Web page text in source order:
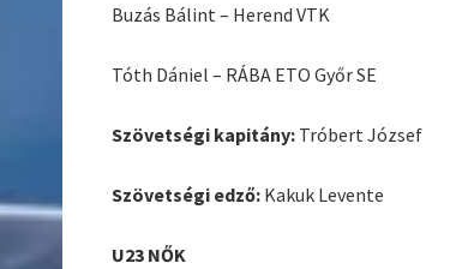
Buzás Bálint – Herend VTK
Tóth Dániel – RÁBA ETO Győr SE
Szövetségi kapitány: Tróbert József
Szövetségi edző: Kakuk Levente
U23 NŐK